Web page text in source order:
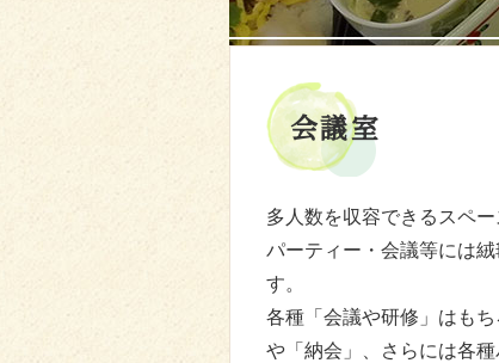
会議室
多人数を収容できるスペー
パーティー・会議等には
す。
各種「会議や研修」はも
や「納会」、さらには各